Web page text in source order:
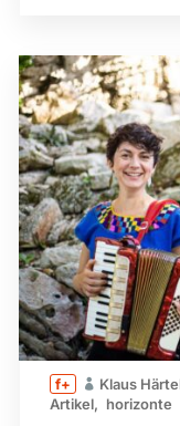
Klaus
Artikel
horizonte